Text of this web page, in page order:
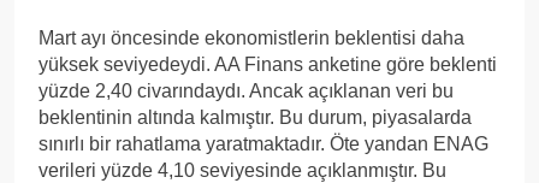
Mart ayı öncesinde ekonomistlerin beklentisi daha
yüksek seviyedeydi. AA Finans anketine göre beklenti
yüzde 2,40 civarındaydı. Ancak açıklanan veri bu
beklentinin altında kalmıştır. Bu durum, piyasalarda
sınırlı bir rahatlama yaratmaktadır. Öte yandan ENAG
verileri yüzde 4,10 seviyesinde açıklanmıştır. Bu